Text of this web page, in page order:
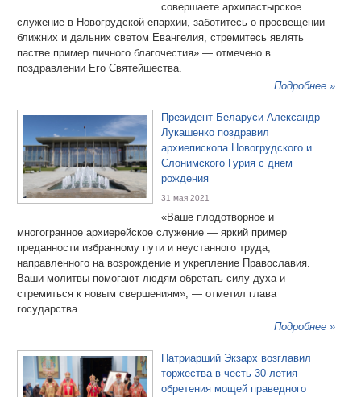
совершаете архипастырское
служение в Новогрудской епархии, заботитесь о просвещении
ближних и дальних светом Евангелия, стремитесь являть
пастве пример личного благочестия» — отмечено в
поздравлении Его Святейшества.
Подробнее »
Президент Беларуси Александр
Лукашенко поздравил
архиепископа Новогрудского и
Слонимского Гурия с днем
рождения
31 мая 2021
«Ваше плодотворное и
многогранное архиерейское служение — яркий пример
преданности избранному пути и неустанного труда,
направленного на возрождение и укрепление Православия.
Ваши молитвы помогают людям обретать силу духа и
стремиться к новым свершениям», — отметил глава
государства.
Подробнее »
Патриарший Экзарх возглавил
торжества в честь 30-летия
обретения мощей праведного